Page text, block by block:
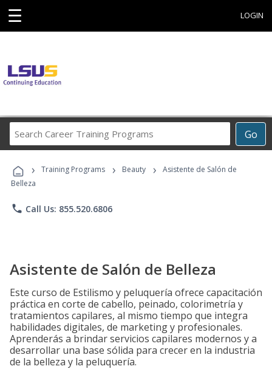
☰ LOGIN
Go
Career
Programs
› Training Programs › Beauty ›
Asistente de Salón de
Belleza
phone Call Us: 855.520.6806
Asistente de Salón de Belleza
Este curso de Estilismo y peluquería ofrece capacitación
práctica en corte de cabello, peinado, colorimetría y
tratamientos capilares, al mismo tiempo que integra
habilidades digitales, de marketing y profesionales.
Aprenderás a brindar servicios capilares modernos y a
desarrollar una base sólida para crecer en la industria
de la belleza y la peluquería.